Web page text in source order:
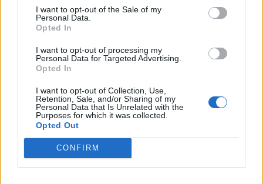
I want to opt-out of the Sale of my
Personal Data.
Opted In
I want to opt-out of processing my
Personal Data for Targeted Advertising.
Opted In
I want to opt-out of Collection, Use,
Retention, Sale, and/or Sharing of my
Personal Data that Is Unrelated with the
Purposes for which it was collected.
Opted Out
CONFIRM
Bunt und lebensfroh: „Tempo Bello“ von Cecilia Pignocchi
CULTURE